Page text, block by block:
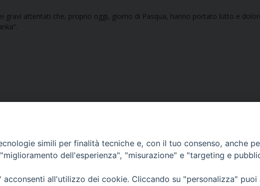
gravi attentati che, proprio oggi, giorno di Pasqua, hanno portato lutto e
Ufficio Comunicazioni sociali
simili per finalità tecniche e, con il tuo consenso, anche
dell'esperienza", "misurazione" e "targeting e
all'utilizzo dei cookie. Cliccando su "personalizza"